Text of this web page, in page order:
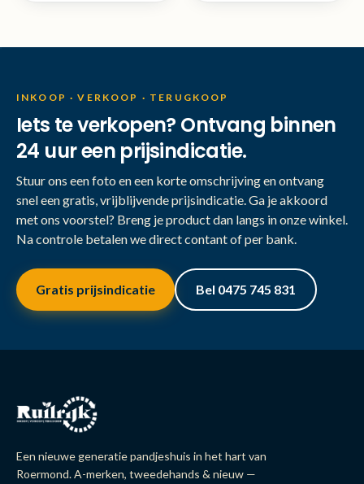
INKOOP · VERKOOP · TERUGKOOP
Iets te verkopen? Ontvang binnen
24 uur een prijsindicatie.
Stuur ons een foto en een korte omschrijving en ontvang
snel een gratis, vrijblijvende prijsindicatie. Ga je akkoord
met ons voorstel? Breng je product dan langs in onze winkel.
Na controle betalen we direct contant of per bank.
Gratis prijsindicatie Bel 0475 745 831
Een nieuwe generatie pandjeshuis in het hart van
Roermond. A-merken, tweedehands & nieuw —